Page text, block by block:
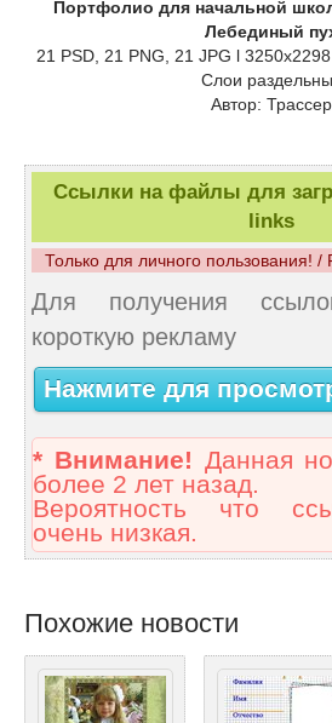
Портфолио для начальной
Лебединый
21 PSD, 21 PNG, 21 JPG l
Слои
Автор: Трассер
Ссылки на файлы для
links
Только для личного пользования!
Для получения
короткую рекламу
Нажмите для
* Внимание! Данная
более 2 лет назад.
Вероятность что
очень низкая.
Похожие новости